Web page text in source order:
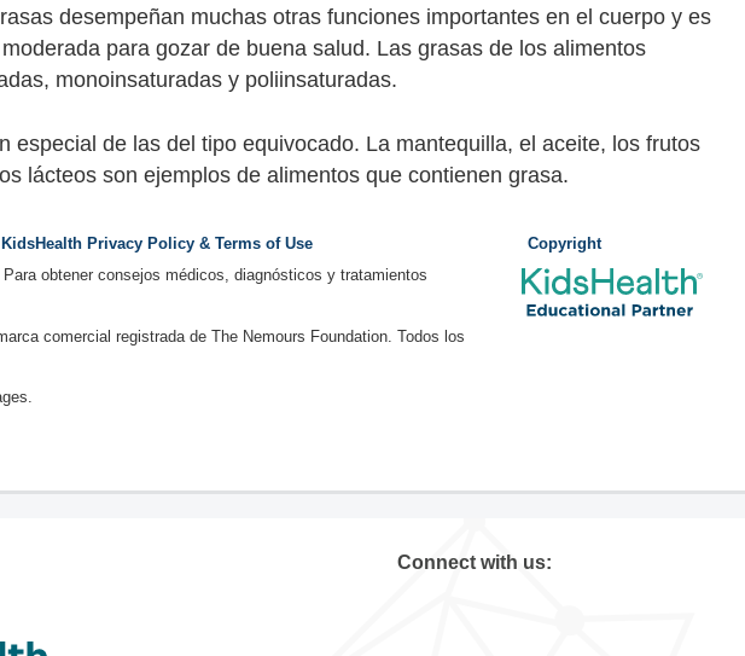
desempeñan muchas otras funciones importantes en el cuerpo y es
para gozar de buena salud. Las grasas de los alimentos
monoinsaturadas y poliinsaturadas.
especial de las del tipo equivocado. La mantequilla, el aceite, los frutos
lácteos son ejemplos de alimentos que contienen grasa.
KidsHealth Privacy Policy & Terms of Use
Copyright
obtener consejos médicos, diagnósticos y tratamientos
comercial registrada de The Nemours Foundation. Todos los
Connect with us: